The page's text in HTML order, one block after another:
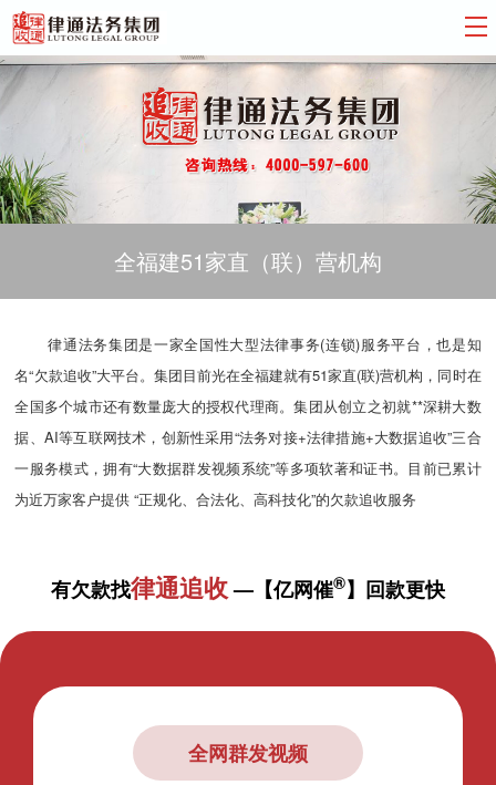
全福建51家直（联）营机构
律通法务集团是一家全国性大型法律事务(连锁)服务平台，也是知
名“欠款追收”大平台。集团目前光在全福建就有51家直(联)营机构，同时在
全国多个城市还有数量庞大的授权代理商。集团从创立之初就**深耕大数
据、AI等互联网技术，创新性采用“法务对接+法律措施+大数据追收”三合
一服务模式，拥有“大数据群发视频系统”等多项软著和证书。目前已累计
为近万家客户提供 “正规化、合法化、高科技化”的欠款追收服务
有欠款找律通追收—【亿网催®】回款更快
全网群发视频